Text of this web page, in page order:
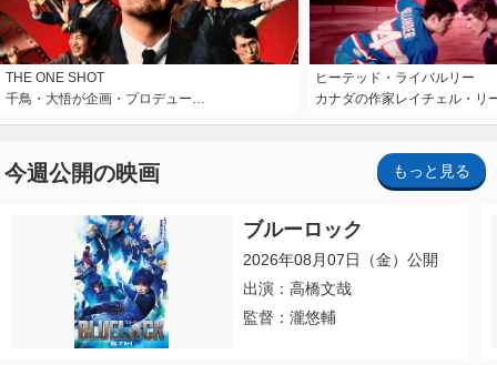
THE ONE SHOT
千鳥・大悟が企画・プロデュー…
ヒーテッド・ライバルリー
カナダの作家レイチェル・リ
今週公開の映画 もっと見る
ブルーロック
2026年08月07日（金）公開
出演：高橋文哉
監督：瀧悠輔